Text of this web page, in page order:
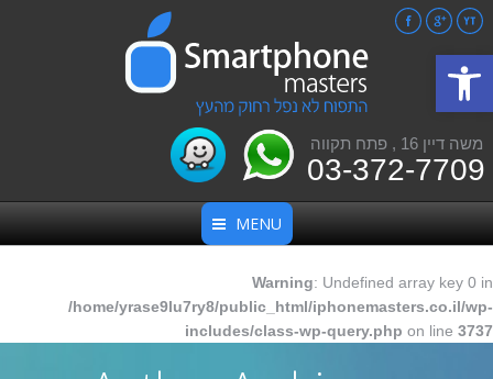
פתח סרגל נגישות
משה דיין 16 , פתח תקווה
03-372-7709
FacebookGoogle+
YouTube
MENU
Warning: Undefined array key 0 in
/home/yrase9lu7ry8/public_html/iphonemasters.co.il/wp-
includes/class-wp-query.php on line 3737